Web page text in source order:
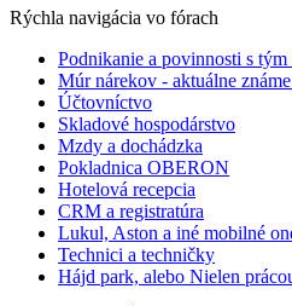
Rýchla navigácia vo fórach
Podnikanie a povinnosti s tým
Múr nárekov - aktuálne
Účtovníctvo
Skladové hospodárstvo
Mzdy a dochádzka
Pokladnica OBERON
Hotelová recepcia
CRM a registratúra
Lukul, Aston a iné mobilné
Technici a techničky
Hájd park, alebo Nielen